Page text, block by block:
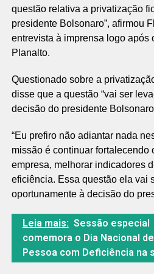
questão relativa a privatização
presidente Bolsonaro”, afirmou
entrevista à imprensa logo após
Planalto.
Questionado sobre a
disse que a questão “vai ser
decisão do presidente
“Eu prefiro não adiantar nada
missão é continuar fortalecendo
empresa, melhorar indicadores
eficiência. Essa questão ela vai
oportunamente à decisão do
Leia mais: Sessão especial
comemora o Dia Nacional
Pessoa com Deficiência na